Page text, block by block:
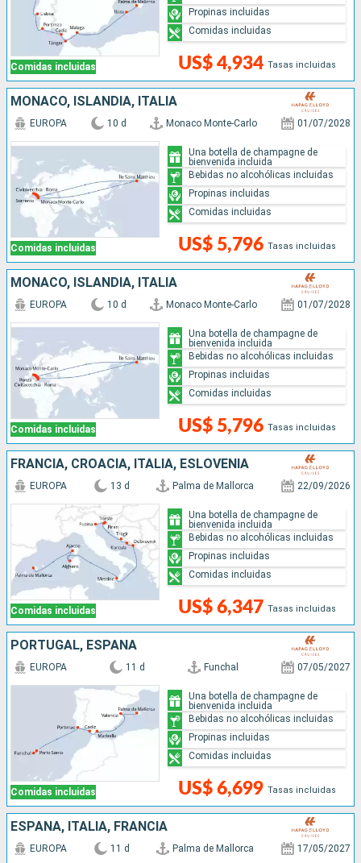
Comidas incluidas US$ 4,934 Tasas incluidas
Propinas incluidas
Comidas incluidas
MONACO, ISLANDIA, ITALIA
Comidas incluidas
EUROPA 10 d Monaco Monte-Carlo 01/07/2028
US$ 5,796 Tasas incluidas
Una botella de champagne de
bienvenida incluida
Bebidas no alcohólicas incluidas
Propinas incluidas
Comidas incluidas
MONACO, ISLANDIA, ITALIA
Comidas incluidas
EUROPA 10 d Monaco Monte-Carlo 01/07/2028
US$ 5,796 Tasas incluidas
Una botella de champagne de
bienvenida incluida
Bebidas no alcohólicas incluidas
Propinas incluidas
Comidas incluidas
FRANCIA, CROACIA, ITALIA, ESLOVENIA
Comidas incluidas
EUROPA 13 d Palma de Mallorca 22/09/2026
US$ 6,347 Tasas incluidas
Una botella de champagne de
bienvenida incluida
Bebidas no alcohólicas incluidas
Propinas incluidas
Comidas incluidas
PORTUGAL, ESPAÑA
Comidas incluidas
EUROPA 11 d Funchal 07/05/2027
US$ 6,699 Tasas incluidas
Una botella de champagne de
bienvenida incluida
Bebidas no alcohólicas incluidas
Propinas incluidas
Comidas incluidas
ESPAÑA, ITALIA, FRANCIA
EUROPA 11 d Palma de Mallorca 17/05/2027